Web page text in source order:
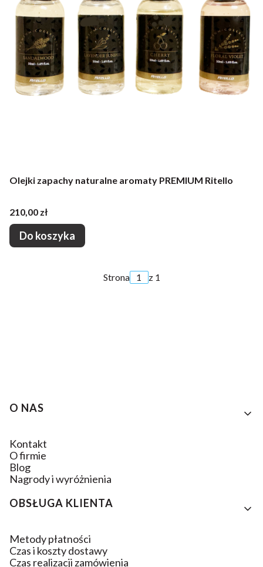
Olejki zapachy naturalne aromaty PREMIUM Ritello
Cena
210,00 zł
Do koszyka
Strona z 1
Linki w stopce
O NAS
Kontakt
O firmie
Blog
Nagrody i wyróżnienia
OBSŁUGA KLIENTA
Metody płatności
Czas i koszty dostawy
Czas realizacji zamówienia